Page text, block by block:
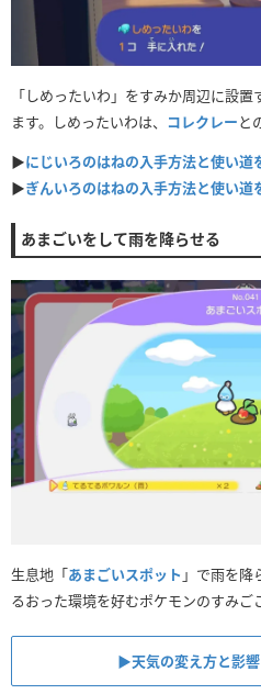
「しめったいわ」をすみか周辺に設置
ます。しめったいわは、 コレクレーと
▶にじいろのはねの入手方法と使い道
▶ぎんいろのはねの入手方法と使い道
あまごいをして雨を降らせる
生息地「あまごいスポット 」で雨を降
るおった環境を好むポケモンのすみご
▶︎天気の変え方と影